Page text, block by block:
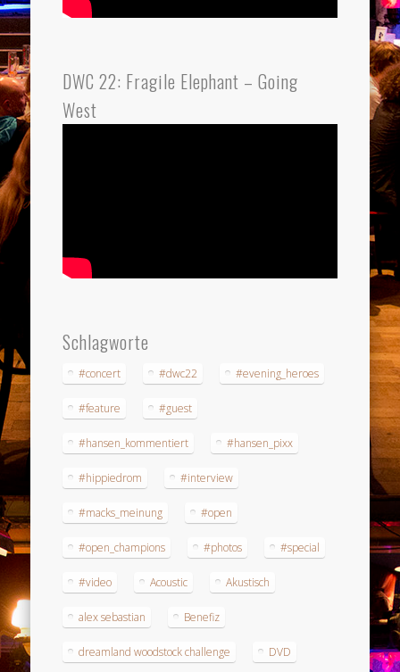
DWC 22: Fragile Elephant – Going
West
Schlagworte
#concert #dwc22 #evening_heroes
#feature #guest
#hansen_kommentiert #hansen_pixx
#hippiedrom #interview
#macks_meinung #open
#open_champions #photos #special
#video Acoustic Akustisch
alex sebastian Benefiz
dreamland woodstock challenge DVD